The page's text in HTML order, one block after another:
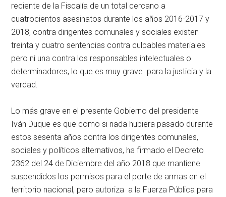
reciente de la Fiscalía de un total cercano a
cuatrocientos asesinatos durante los años 2016-2017 y
2018, contra dirigentes comunales y sociales existen
treinta y cuatro sentencias contra culpables materiales
pero ni una contra los responsables intelectuales o
determinadores, lo que es muy grave para la justicia y la
verdad.
Lo más grave en el presente Gobierno del presidente
Iván Duque es que como si nada hubiera pasado durante
estos sesenta años contra los dirigentes comunales,
sociales y políticos alternativos, ha firmado el Decreto
2362 del 24 de Diciembre del año 2018 que mantiene
suspendidos los permisos para el porte de armas en el
territorio nacional, pero autoriza a la Fuerza Pública para